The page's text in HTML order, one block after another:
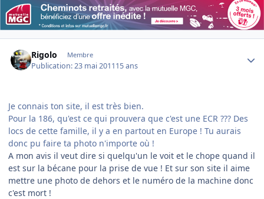
Rigolo Membre
Publication:23 mai 201115 ans
Je connais ton site, il est très bien.
Pour la 186, qu'est ce qui prouvera que c'est une ECR ??? Des
locs de cette famille, il y a en partout en Europe ! Tu aurais
donc pu faire ta photo n'importe où !
A mon avis il veut dire si quelqu'un le voit et le chope quand il
est sur la bécane pour la prise de vue ! Et sur son site il aime
mettre une photo de dehors et le numéro de la machine donc
c'est mort !